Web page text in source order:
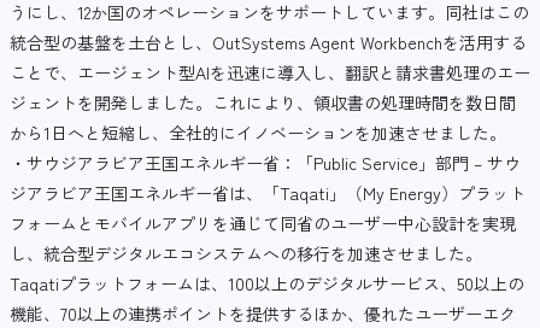
うにし、12か国のオペレーションをサポートしています。同社はこの
統合型の基盤を土台とし、OutSystems Agent Workbenchを活用する
ことで、エージェント型AIを迅速に導入し、翻訳と請求書処理のエー
ジェントを開発しました。これにより、領収書の処理時間を数日間
から1日へと短縮し、全社的にイノベーションを加速させました。
・サウジアラビア王国エネルギー省：「Public Service」部門 – サウ
ジアラビア王国エネルギー省は、「Taqati」（My Energy）プラット
フォームとモバイルアプリを通じて同省のユーザー中心設計を実現
し、統合型デジタルエコシステムへの移行を加速させました。
Taqatiプラットフォームは、100以上のデジタルサービス、50以上の
機能、70以上の連携ポイントを提供するほか、優れたユーザーエク